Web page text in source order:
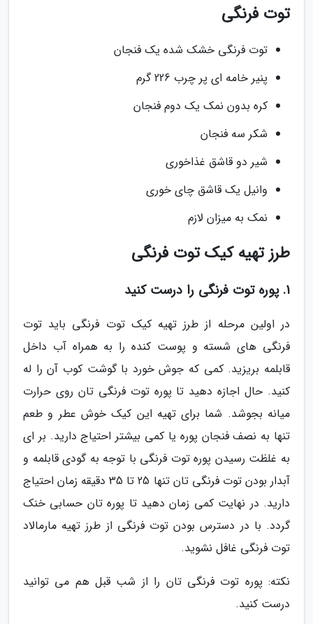
توت فرنگی
توت فرنگی خشک شده یک فنجان
پنیر خامه ای پر چرب 226 گرم
کره بدون نمک یک دوم فنجان
شکر سه فنجان
شیر دو قاشق غذاخوری
وانیل یک قاشق چای خوری
نمک به میزان لازم
طرز تهیه کیک توت فرنگی
1. پوره توت فرنگی را درست کنید
در اولین مرحله از طرز تهیه کیک توت فرنگی باید توت
فرنگی های شسته و پوست کنده را به همراه آب داخل
قابلمه بریزید. کمی که جوش خورد با گوشت کوب آن را له
کنید. حال اجازه دهید تا پوره توت فرنگی تان روی حرارت
میانه بجوشد. شما برای تهیه این کیک خوش عطر و طعم
تنها به نصف فنجان پوره یا کمی بیشتر احتیاج دارید. بر ای
به غلظت رسیدن پوره توت فرنگی با توجه به گودی قابلمه و
آبدار بودن توت فرنگی تان تنها 25 تا 35 دقیقه زمان احتیاج
دارید. در نهایت کمی زمان دهید تا پوره تان حسابی خنک
گردد. با در دسترس بودن توت فرنگی از طرز تهیه مارمالاد
توت فرنگی غافل نشوید.
نکته: پوره توت فرنگی تان را از شب قبل هم می توانید
درست کنید.